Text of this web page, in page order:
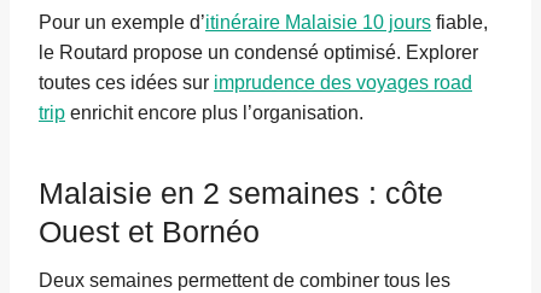
Pour un exemple d’itinéraire Malaisie 10 jours fiable,
le Routard propose un condensé optimisé. Explorer
toutes ces idées sur imprudence des voyages road
trip enrichit encore plus l’organisation.
Malaisie en 2 semaines : côte
Ouest et Bornéo
Deux semaines permettent de combiner tous les